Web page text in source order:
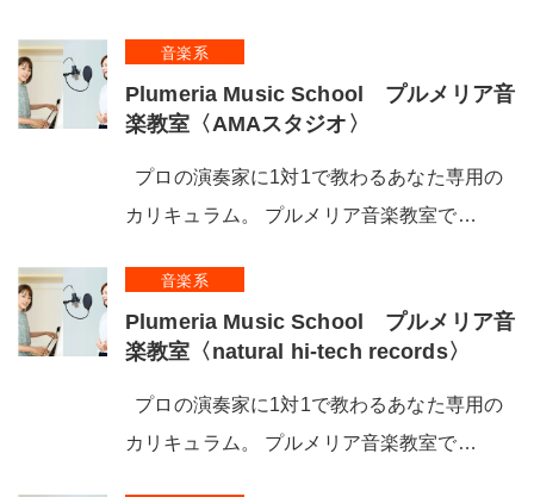
音楽系
Plumeria Music School プルメリア音
楽教室〈AMAスタジオ〉
プロの演奏家に1対1で教わるあなた専用の
カリキュラム。 プルメリア音楽教室で…
音楽系
Plumeria Music School プルメリア音
楽教室〈natural hi-tech records〉
プロの演奏家に1対1で教わるあなた専用の
カリキュラム。 プルメリア音楽教室で…